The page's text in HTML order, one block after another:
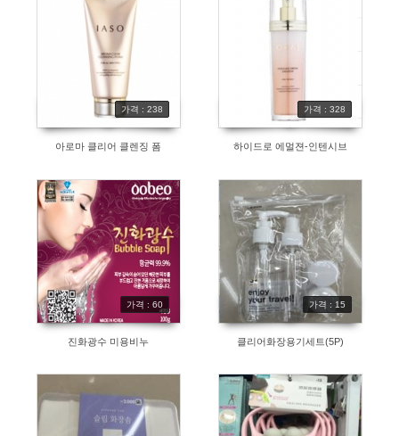
가격 : 238
아로마 클리어 클렌징 폼
가격 : 328
하이드로 에멀젼-인텐시브
가격 : 60
진화광수 미용비누
가격 : 15
클리어화장용기세트(5P)